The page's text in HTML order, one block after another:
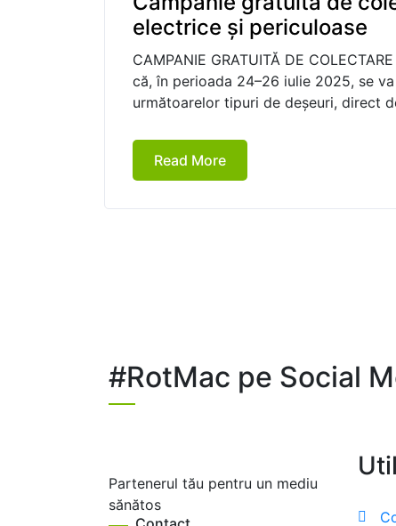
electrice și periculoase
CAMPANIE GRATUITĂ DE
că, în perioada 24–26 iulie 2025, se
următoarelor tipuri de deșeuri, direct
Read More
#RotMac pe Social
Partenerul tău pentru un mediu
sănătos